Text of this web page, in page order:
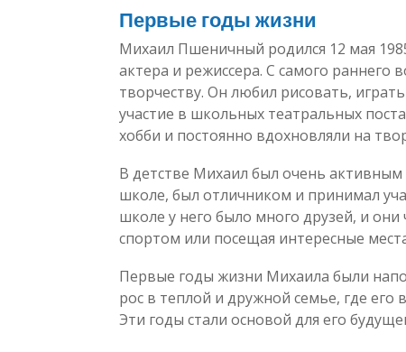
Первые годы жизни
Михаил Пшеничный родился 12 мая
актера и режиссера. С самого раннего
творчеству. Он любил рисовать,
участие в школьных театральных
хобби и постоянно вдохновляли на
В детстве Михаил был очень
школе, был отличником и принимал
школе у него было много друзей, и
спортом или посещая интересные
Первые годы жизни Михаила были
рос в теплой и дружной семье, где его
Эти годы стали основой для его